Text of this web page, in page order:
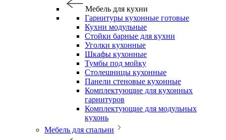
Мебель для кухни
Гарнитуры кухонные готовые
Кухни модульные
Стойки барные для кухни
Уголки кухонные
Шкафы кухонные
Тумбы под мойку
Столешницы кухонные
Панели стеновые кухонные
Комплектующие для кухонных
гарнитуров
Комплектующие для модульных
кухонь
Мебель для спальни